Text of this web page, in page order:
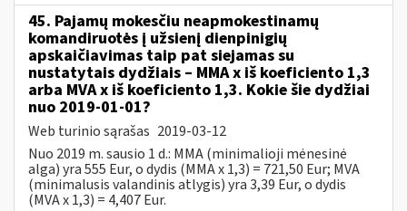
45. Pajamų mokesčiu neapmokestinamų
komandiruotės į užsienį dienpinigių
apskaičiavimas taip pat siejamas su
nustatytais dydžiais – MMA x iš koeficiento 1,3
arba MVA x iš koeficiento 1,3. Kokie šie dydžiai
nuo 2019-01-01?
Web turinio sąrašas 2019-03-12
Nuo 2019 m. sausio 1 d.: MMA (minimalioji mėnesinė
alga) yra 555 Eur, o dydis (MMA x 1,3) = 721,50 Eur; MVA
(minimalusis valandinis atlygis) yra 3,39 Eur, o dydis
(MVA x 1,3) = 4,407 Eur.